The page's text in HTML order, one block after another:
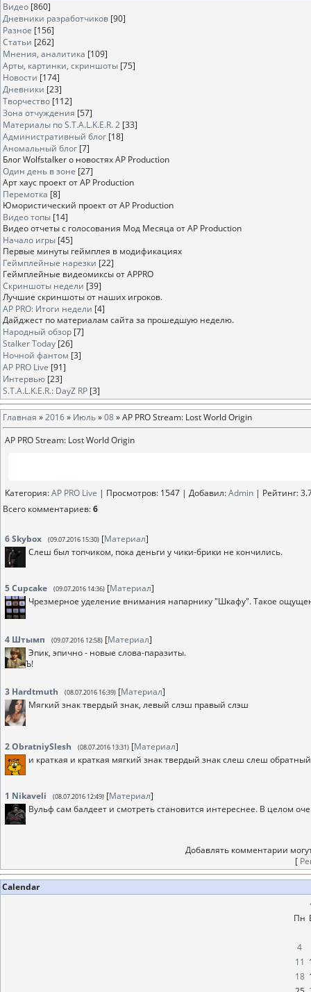
Видео [860]
Дневники разработчиков [90]
Разное [156]
Статьи [262]
Мнения, аналитика [109]
Арты, картинки, скриншоты [75]
Новости [174]
Дневники [23]
Творчество [112]
Зона отчуждения [57]
Материалы по S.T.A.L.K.E.R. 2 [33]
Административный блог [18]
Аномальный блог [7]
Блог Wolfstalker о новостях AP Production
Один день в зоне [27]
Арт хаус проект от AP Production
Перемотка [8]
Юмористический проект от AP Production
Видео топы [14]
Видео отчеты с голосования Мод Месяца от AP Production
Начало игры [45]
Первые минуты геймплея в модификациях
Геймплейные нарезки [22]
Геймплейные видеомиксы от APPRO
Скриншоты недели [39]
Лучшие скриншоты от наших игроков.
AP PRO: Итоги недели [4]
Дайджест по материалам сайта за прошедшую неделю.
Народный обзор [7]
Stalker Today [26]
Ночной фантом [3]
AP PRO Live [91]
Интервью [23]
S.T.A.L.K.E.R.: DayZ RP [3]
Главная »2016» Июль»08» AP PRO Stream: Lost World Origin
AP PRO Stream: Lost World Origin
Категория:AP PRO Live | Просмотров: 1547 | Добавил:Аdmin | Рейтинг:
Всего комментариев:6
6Skybox (09.07.2016 15:30) [Материал]
Слеш был топчиком, пока деньги у чики-брики не кончились.
5Cupcake (09.07.2016 14:36) [Материал]
Чрезмерное уделение внимания напарнику "Шкафу". Такое
4 Штымп (09.07.2016 12:58) [Материал]
Эпик, эпично - новые слова-паразиты.
Ъ!
3 Hardtmuth (08.07.2016 16:39) [Материал]
Мягкий знак твердый знак, левый слэш правый слэш
2ObratniySlesh (08.07.2016 13:31) [Материал]
и краткая и краткая мягкий знак твердый знак слеш слеш
1 Nikaveli (08.07.2016 12:49) [Материал]
Вульф сам балдеет и смотреть становится интереснее. В целом
Добавлять комментарии
[
Calendar
Пн
4
11
18